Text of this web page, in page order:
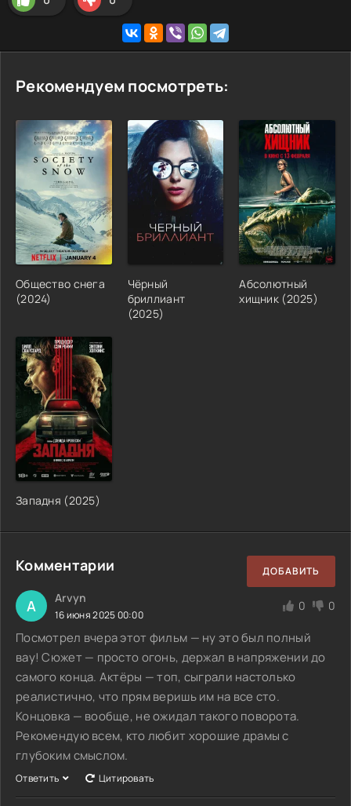
Рекомендуем посмотреть:
Общество снега
(2024)
Чёрный
бриллиант
(2025)
Абсолютный
хищник (2025)
Западня (2025)
Комментарии ДОБАВИТЬ
A Arvyn
16 июня 2025 00:00
0 0
Посмотрел вчера этот фильм — ну это был полный
вау! Сюжет — просто огонь, держал в напряжении до
самого конца. Актёры — топ, сыграли настолько
реалистично, что прям веришь им на все сто.
Концовка — вообще, не ожидал такого поворота.
Рекомендую всем, кто любит хорошие драмы с
глубоким смыслом.
Ответить Цитировать